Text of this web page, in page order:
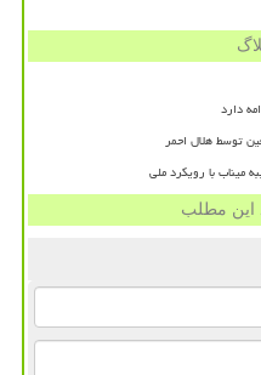
دارد
میناب با رویکرد ملی
این مطلب